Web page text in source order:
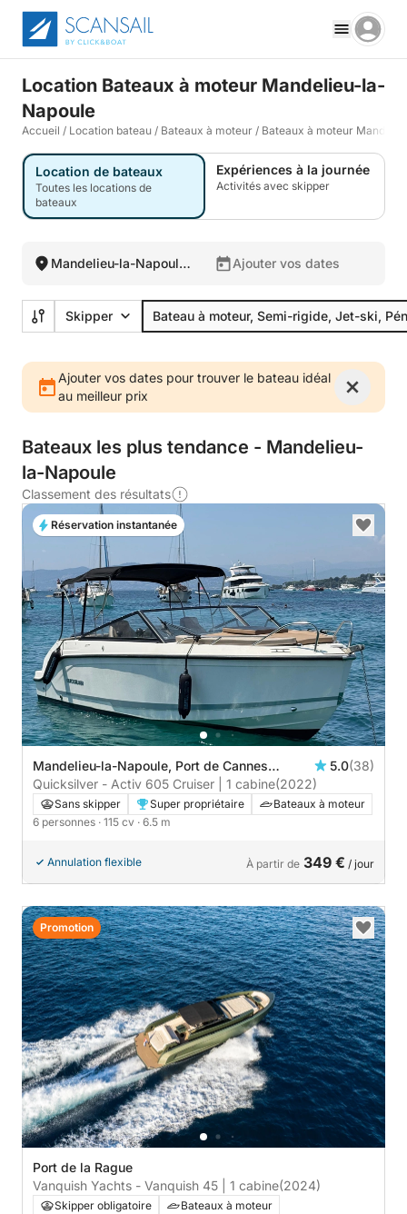
Location Bateaux à moteur Mandelieu-la-
Napoule
Accueil / Location bateau / Bateaux à moteur / Bateaux à moteur
Location de bateaux
Toutes les locations de
bateaux
Expériences à la journée
Activités avec skipper
Mandelieu-la-Napoule,
Ajouter vos dates
Skipper Bateau à moteur, Semi-rigide, Jet-ski,
Ajouter vos dates pour trouver le bateau idéal
au meilleur prix
Bateaux les plus tendance - Mandelieu-
la-Napoule
Classement des résultats
Mandelieu-la-Napoule, Port de Cannes
Marina
5.0(38)
Quicksilver - Activ 605 Cruiser | 1 cabine(2022)
Sans skipper Super propriétaire
Bateaux à moteur
6 personnes · 115 cv · 6.5 m
Annulation flexible À partir de 349 € / jour
Réservation instantanée
Port de la Rague
Vanquish Yachts - Vanquish 45 | 1 cabine(2024)
Skipper obligatoire
Bateaux à moteur
Promotion